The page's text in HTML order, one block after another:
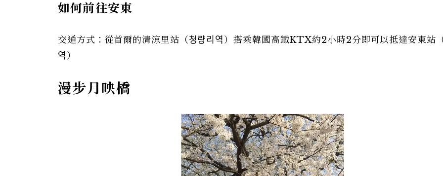
如何前往安東
交通方式：從首爾的清涼里站（청량리역）搭乘韓國高鐵KTX約2小時2分即可以抵達安東站
역）
漫步月映橋